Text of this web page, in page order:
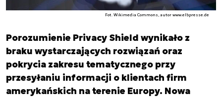
Fot. Wikimedia Commons, autor www.elbpresse.de
Porozumienie Privacy Shield wynikało z
braku wystarczających rozwiązań oraz
pokrycia zakresu tematycznego przy
przesyłaniu informacji o klientach firm
amerykańskich na terenie Europy. Nowa